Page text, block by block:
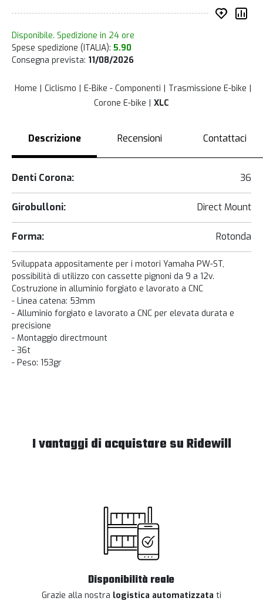
Disponibile. Spedizione in 24 ore
Spese spedizione (ITALIA): 5.90
Consegna prevista: 11/08/2026
Home Ciclismo E-Bike - Componenti
Trasmissione E-bike
Corone E-bike
XLC
Descrizione Recensioni Contattaci
Denti Corona: 36
Girobulloni: Direct Mount
Forma: Rotonda
Sviluppata appositamente per i motori Yamaha PW-ST,
possibilità di utilizzo con cassette pignoni da 9 a 12v.
Costruzione in alluminio forgiato e lavorato a CNC
- Linea catena: 53mm
- Alluminio forgiato e lavorato a CNC per elevata durata e
precisione
- Montaggio directmount
- 36t
- Peso: 153gr
I vantaggi di acquistare su Ridewill
Disponibilità reale
Grazie alla nostra logistica automatizzata ti